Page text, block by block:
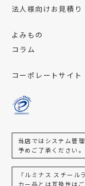
法人様向けお見積り
よみもの
コラム
コーポレートサイト
当店ではシステム管
予めご了承ください。
「ルミナス スチー
カー品とは互換性は